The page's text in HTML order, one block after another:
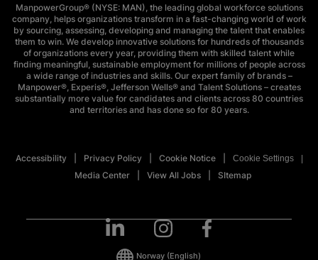
ManpowerGroup® (NYSE: MAN), the leading global workforce solutions
company, helps organizations transform in a fast-changing world of work
by sourcing, assessing, developing and managing the talent that enables
them to win. We develop innovative solutions for hundreds of thousands
of organizations every year, providing them with skilled talent while
finding meaningful, sustainable employment for millions of people across
a wide range of industries and skills. Our expert family of brands –
Manpower®, Experis®, Jefferson Wells® and Talent Solutions – creates
substantially more value for candidates and clients across 80 countries
and territories and has done so for 80 years.
Accessibility Privacy Policy Cookie Notice Cookie Settings
Media Center View All Jobs SItemap
Norway (English)